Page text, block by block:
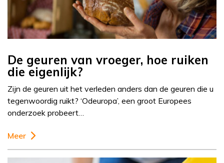
De geuren van vroeger, hoe ruiken
die eigenlijk?
Zijn de geuren uit het verleden anders dan de geuren die u
tegenwoordig ruikt? ‘Odeuropa’, een groot Europees
onderzoek probeert…
Meer